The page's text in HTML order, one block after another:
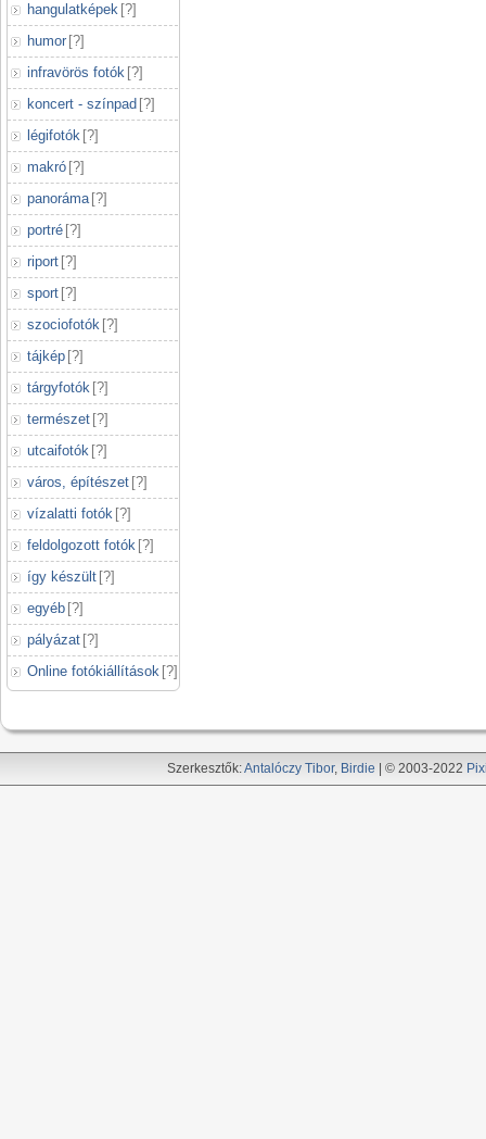
hangulatképek [?]
humor [?]
infravörös fotók [?]
koncert - színpad [?]
légifotók [?]
makró [?]
panoráma [?]
portré [?]
riport [?]
sport [?]
szociofotók [?]
tájkép [?]
tárgyfotók [?]
természet [?]
utcaifotók [?]
város, építészet [?]
vízalatti fotók [?]
feldolgozott fotók [?]
így készült [?]
egyéb [?]
pályázat [?]
Online fotókiállítások [?]
Szerkesztők:Antalóczy Tibor, Birdie | © 2003-2022